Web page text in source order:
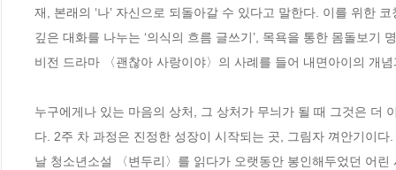
재, 본래의 ‘나’ 자신으로 되돌아갈 수 있다고 말한다. 이를 위한
깊은 대화를 나누는 ‘의식의 흐름 글쓰기’, 목욕을 통한 몸돌보
비전 드라마 〈괜찮아 사랑이야〉의 사례를 들어 내면아이의 개
누구에게나 있는 마음의 상처, 그 상처가 무늬가 될 때 그것은 더
다. 2주 차 과정은 진정한 성장이 시작되는 곳, 그림자 껴안기이
날 청소년소설 〈변두리〉를 읽다가 오랫동안 봉인해두었던 어